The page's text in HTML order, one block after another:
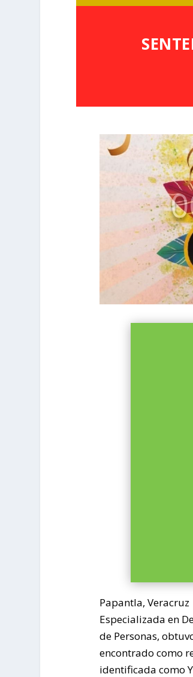
Papantla,
Especializada en
de Personas,
encontrado como
identificada como